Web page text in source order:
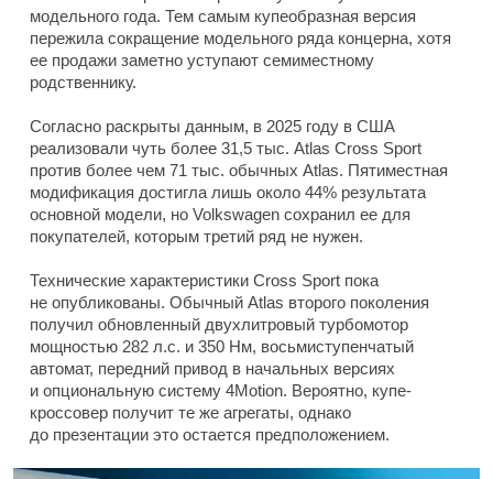
модельного года. Тем самым купеобразная версия
пережила сокращение модельного ряда концерна, хотя
ее продажи заметно уступают семиместному
родственнику.
Согласно раскрыты данным, в 2025 году в США
реализовали чуть более 31,5 тыс. Atlas Cross Sport
против более чем 71 тыс. обычных Atlas. Пятиместная
модификация достигла лишь около 44% результата
основной модели, но Volkswagen сохранил ее для
покупателей, которым третий ряд не нужен.
Технические характеристики Cross Sport пока
не опубликованы. Обычный Atlas второго поколения
получил обновленный двухлитровый турбомотор
мощностью 282 л.с. и 350 Нм, восьмиступенчатый
автомат, передний привод в начальных версиях
и опциональную систему 4Motion. Вероятно, купе-
кроссовер получит те же агрегаты, однако
до презентации это остается предположением.